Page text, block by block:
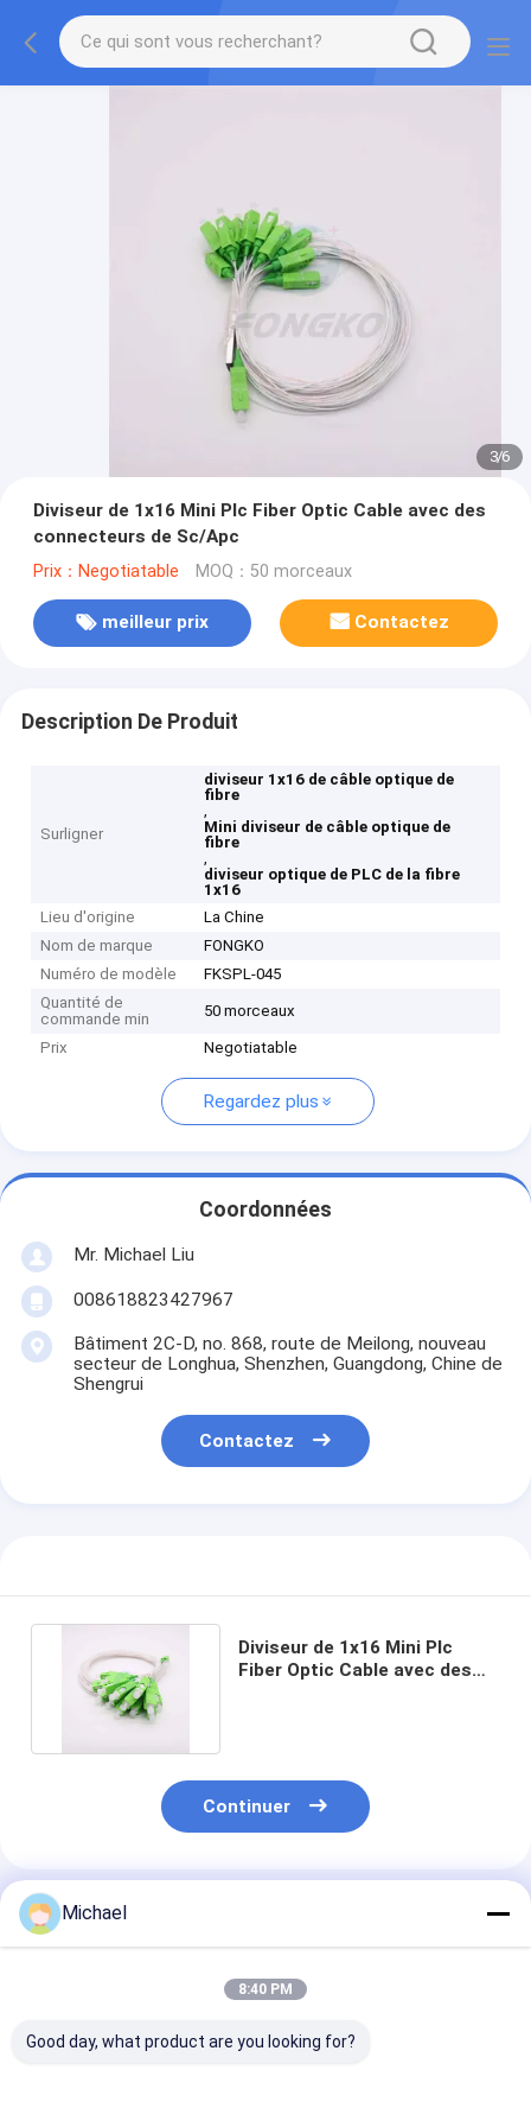
3/6
Diviseur de 1x16 Mini Plc Fiber Optic Cable avec des
connecteurs de Sc/Apc
Prix：Negotiatable MOQ：50 morceaux
meilleur prix Contactez
Description De Produit
Surligner
diviseur 1x16 de câble optique de
fibre
,
Mini diviseur de câble optique de
fibre
,
diviseur optique de PLC de la fibre
1x16
Lieu d'origine
La Chine
Nom de marque
FONGKO
Numéro de modèle
FKSPL-045
Quantité de
commande min
50 morceaux
Prix Negotiatable
Regardez plus
Coordonnées
Mr. Michael Liu
008618823427967
Bâtiment 2C-D, no. 868, route de Meilong, nouveau
secteur de Longhua, Shenzhen, Guangdong, Chine de
Shengrui
Contactez
Diviseur de 1x16 Mini Plc
Fiber Optic Cable avec des
Continuer
Produits Recommandés
Michael
8:40 PM
Good day, what product are you looking for?